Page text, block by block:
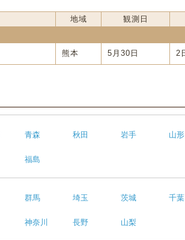
地域 観測日
熊本 5月30日 2
青森 秋田 岩手 山形
福島
群馬 埼玉 茨城 千葉
神奈川 長野 山梨